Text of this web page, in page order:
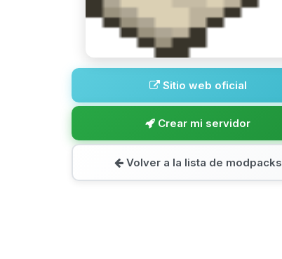
Sitio web oficial
Crear mi servidor
Volver a la lista de modpacks